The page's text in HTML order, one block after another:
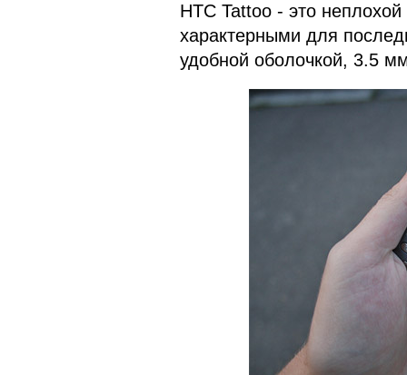
HTC Tattoo - это
характерными для
удобной оболочкой, 3.5